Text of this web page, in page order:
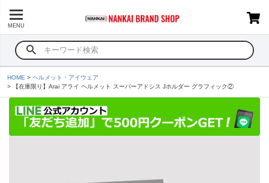
MENU
HOME
ヘルメット・アイウェア
【在庫限り】Arai アライ ヘルメット スーパーアドシス Jホルダー グラフィック②